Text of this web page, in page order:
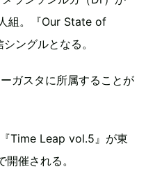
組。『Our State of
ングルとなる。
ガスタに所属することが
Time Leap vol.5』が東
催される。